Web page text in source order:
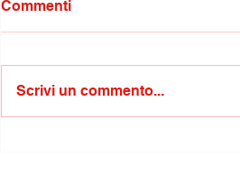
Commenti
Scrivi un commento...